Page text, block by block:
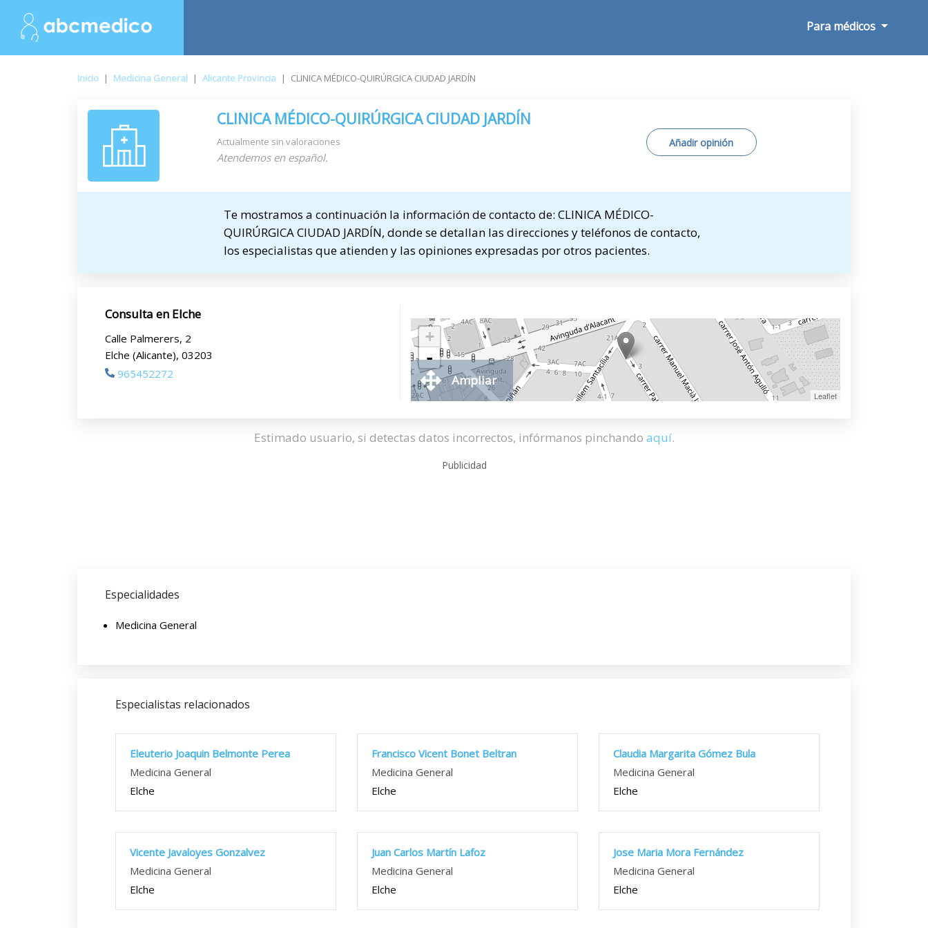
Para médicos
Inicio | Medicina General | Alicante Provincia | CLINICA MÉDICO-QUIRÚRGICA CIUDAD JARDÍN
CLINICA MÉDICO-QUIRÚRGICA CIUDAD JARDÍN
Actualmente sin valoraciones
Atendemos en español.
Añadir opinión
Te mostramos a continuación la información de contacto de: CLINICA MÉDICO-
QUIRÚRGICA CIUDAD JARDÍN, donde se detallan las direcciones y teléfonos de contacto,
los especialistas que atienden y las opiniones expresadas por otros pacientes.
Consulta en Elche
Calle Palmerers, 2
Elche (Alicante), 03203
965452272
+
-
Leaflet
Ampliar
Estimado usuario, si detectas datos incorrectos, infórmanos pinchando aquí.
Publicidad
Especialidades
Medicina General
Especialistas relacionados
Eleuterio Joaquin Belmonte Perea
Medicina General
Elche
Francisco Vicent Bonet Beltran
Medicina General
Elche
Claudia Margarita Gómez Bula
Medicina General
Elche
Vicente Javaloyes Gonzalvez
Medicina General
Elche
Juan Carlos Martín Lafoz
Medicina General
Elche
Jose Maria Mora Fernández
Medicina General
Elche